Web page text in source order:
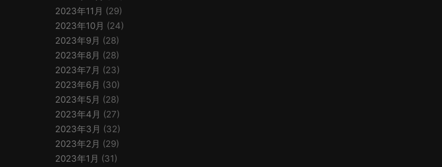
2023年11月 (29)
2023年10月 (24)
2023年9月 (28)
2023年8月 (28)
2023年7月 (23)
2023年6月 (30)
2023年5月 (28)
2023年4月 (27)
2023年3月 (32)
2023年2月 (29)
2023年1月 (31)